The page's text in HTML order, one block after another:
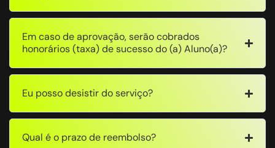
Em caso de aprovação, serão cobrados
honorários (taxa) de sucesso do (a) Aluno(a)?
Eu posso desistir do serviço?
Qual é o prazo de reembolso?